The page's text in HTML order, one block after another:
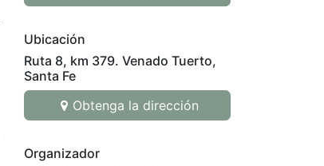
Ubicación
Ruta 8, km 379. Venado Tuerto,
Santa Fe
Obtenga la dirección
Organizador